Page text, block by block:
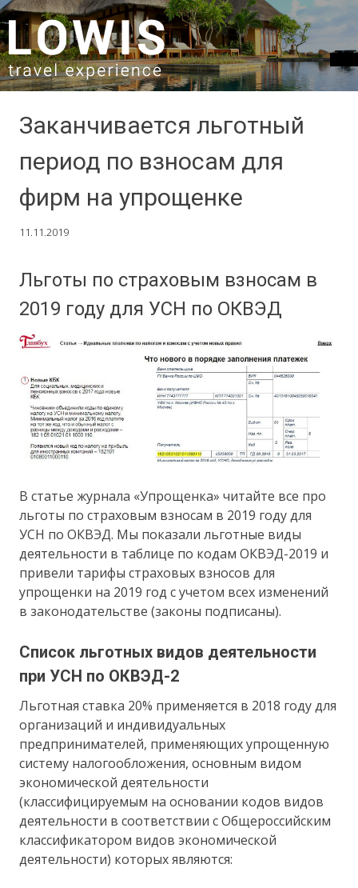
SKIP TO CONTENT
Заканчивается льготный
период по взносам для
фирм на упрощенке
11.11.2019
Льготы по страховым взносам в
2019 году для УСН по ОКВЭД
В статье журнала «Упрощенка» читайте все про
льготы по страховым взносам в 2019 году для
УСН по ОКВЭД. Мы показали льготные виды
деятельности в таблице по кодам ОКВЭД-2019 и
привели тарифы страховых взносов для
упрощенки на 2019 год с учетом всех изменений
в законодательстве (законы подписаны).
Список льготных видов деятельности
при УСН по ОКВЭД-2
Льготная ставка 20% применяется в 2018 году для
организаций и индивидуальных
предпринимателей, применяющих упрощенную
систему налогообложения, основным видом
экономической деятельности
(классифицируемым на основании кодов видов
деятельности в соответствии с Общероссийским
классификатором видов экономической
деятельности) которых являются: